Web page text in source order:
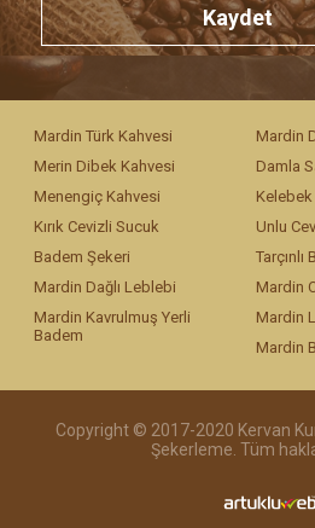
Kaydet
Mardin Türk Kahvesi
Mardin
Merin Dibek Kahvesi
Damla
Menengiç Kahvesi
Kelebek
Kırık Cevizli Sucuk
Unlu
Badem Şekeri
Tarçınlı
Mardin Dağlı Leblebi
Mardin
Mardin Kavrulmuş Yerli
Badem
Mardin
Mardin
Copyright © 2017-2020 Kervan
Şekerleme. Tüm